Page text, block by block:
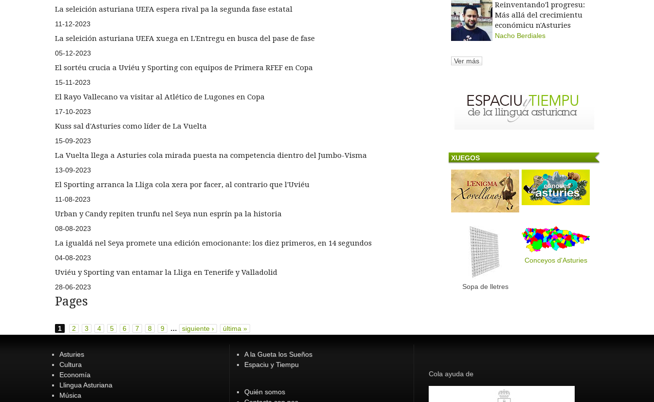
La seleición asturiana UEFA espera rival pa la segunda fase estatal
11-12-2023
La seleición asturiana UEFA xuega en L'Entregu en busca del pase de fase
05-12-2023
El sortéu crucia a Uviéu y Sporting con equipos de Primera RFEF en Copa
15-11-2023
El Rayo Vallecano va visitar al Atlético de Lugones en Copa
17-10-2023
Kuss sal d'Asturies como líder de La Vuelta
15-09-2023
La Vuelta llega a Asturies cola mirada puesta na competencia dientro del Jumbo-Visma
13-09-2023
El Sporting arranca la Lliga cola xera por facer, al contrario que l'Uviéu
11-08-2023
Urban y Candy repiten trunfu nel Seya nun esprín pa la historia
08-08-2023
La igualdá nel Seya promete una edición emocionante: los diez primeros, en 14 segundos
04-08-2023
Uviéu y Sporting van entamar la Lliga en Tenerife y Valladolid
28-06-2023
Pages
1 2 3 4 5 6 7 8 9 … siguiente › última »
Reinventando'l progresu:
Más allá del crecimientu
económicu n'Asturies
Nacho Berdiales
Ver más
XUEGOS
Sopa de lletres
Conceyos d'Asturies
Asturies
Cultura
Economía
Llingua Asturiana
Música
A la Gueta los Sueños
Espaciu y Tiempu
Quién somos
Cola ayuda de